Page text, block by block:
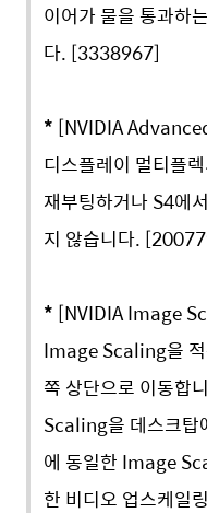
이어가 물을 통과하
다. [3338967]
* [NVIDIA
디스플레이 멀티플
재부팅하거나 S4에
지 않습니다.
* [NVIDIA Image
Image Scaling을 적
쪽 상단으로 이동
Scaling을 데스크탑
에 동일한 Image
한 비디오 업스케일